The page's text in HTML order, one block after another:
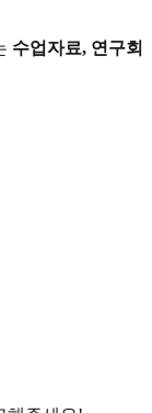
수업자료, 연구회